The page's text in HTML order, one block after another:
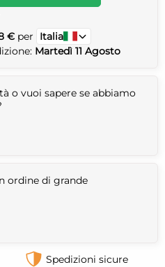
€ per
Italia
Martedì 11 Agosto
o vuoi sapere se abbiamo
ordine di grande
Spedizioni sicure